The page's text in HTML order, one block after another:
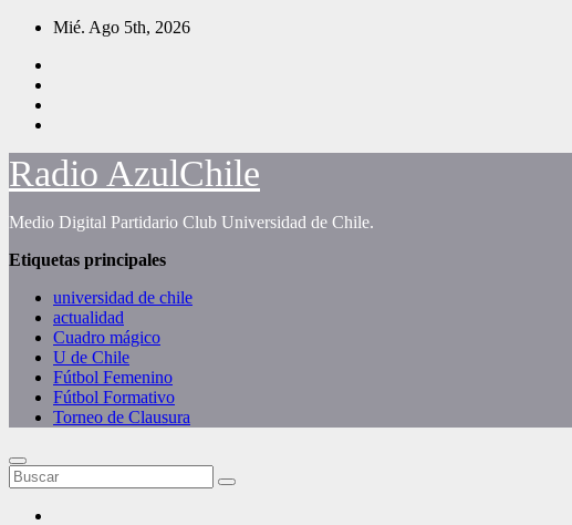
Saltar
contenido
Mié. Ago 5th, 2026
Radio AzulChile
Medio Digital Partidario Club Universidad de Chile.
Etiquetas principales
universidad de chile
actualidad
Cuadro mágico
U de Chile
Fútbol Femenino
Fútbol Formativo
Torneo de Clausura